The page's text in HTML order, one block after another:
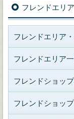
フレンドエリ
フレンドエリア
フレンドエリア
フレンドショッ
フレンドショッ